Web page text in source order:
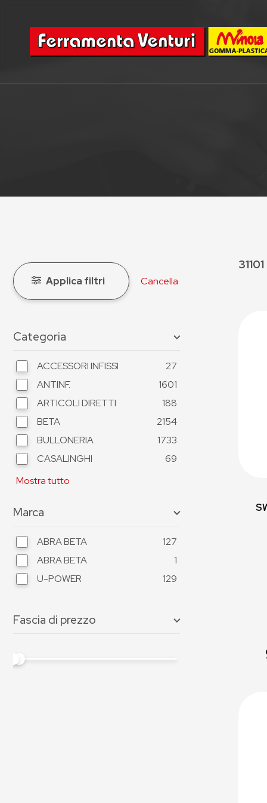
Applica filtri Cancella
Categoria
ACCESSORI INFISSI
27
ANTINF.
1601
ARTICOLI DIRETTI
188
BETA
2154
BULLONERIA
1733
CASALINGHI
69
Mostra tutto
Marca
ABRA BETA
127
ABRA BETA
1
U-POWER
129
Fascia di prezzo